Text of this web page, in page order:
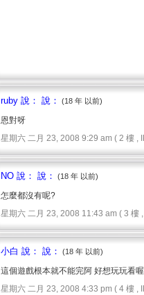
ruby 說： 說： (18 年 以前)
恩對呀
星期六 二月 23, 2008 9:29 am ( 2 樓 ,
NO 說： 說： (18 年 以前)
怎麼都沒有呢?
星期六 二月 23, 2008 11:43 am ( 3 樓
小白 說： 說： (18 年 以前)
這個遊戲根本就不能完阿 好想玩玩看
星期六 二月 23, 2008 4:33 pm ( 4 樓 ,